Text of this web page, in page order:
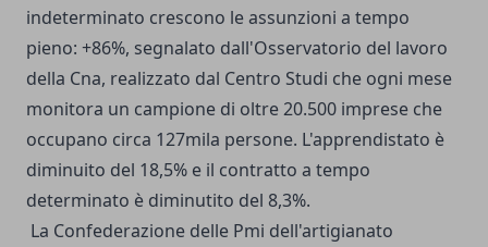
indeterminato crescono le assunzioni a tempo
pieno: +86%, segnalato dall'Osservatorio del lavoro
della Cna, realizzato dal Centro Studi che ogni mese
monitora un campione di oltre 20.500 imprese che
occupano circa 127mila persone. L'apprendistato è
diminuito del 18,5% e il contratto a tempo
determinato è diminutito del 8,3%.
La Confederazione delle Pmi dell'artigianato